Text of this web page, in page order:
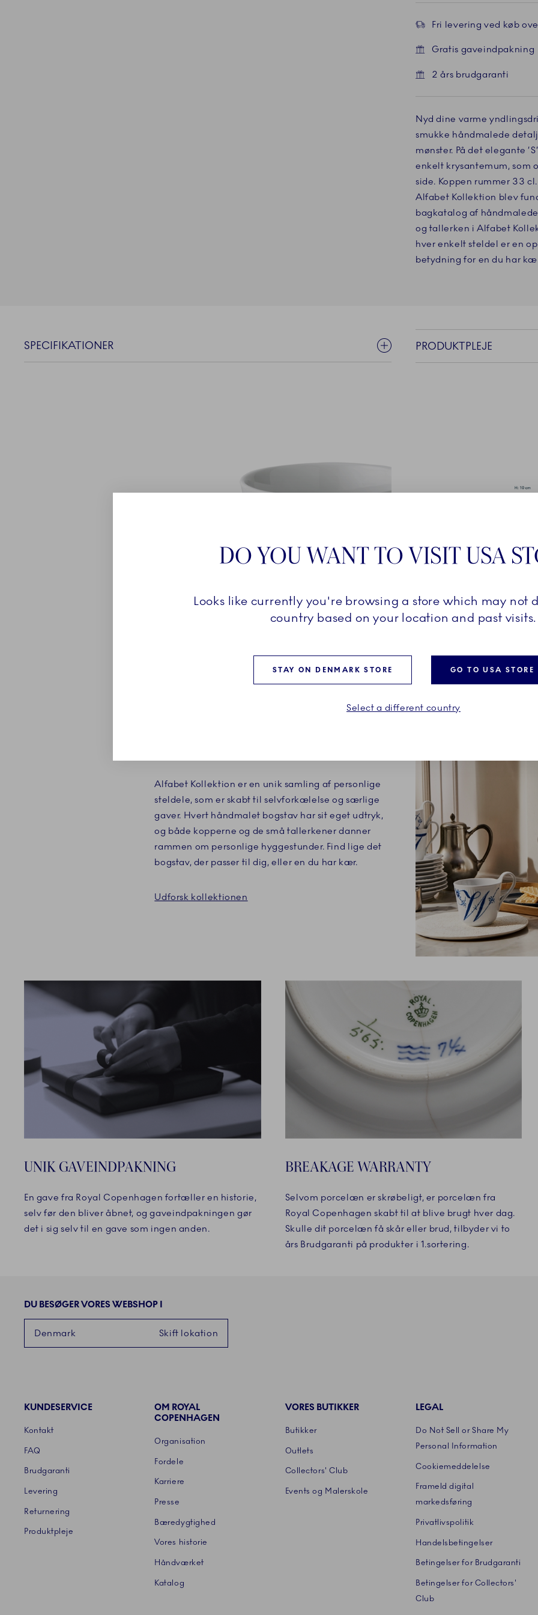
Fri levering ved køb
Gratis gaveindpakning
2 års brudgaranti
Nyd dine varme
smukke håndmalede
mønster. På det elegante
enkelt krysantemum, som
side. Koppen rummer 33
Alfabet Kollektion blev
bagkatalog af
og tallerken i Alfabet
hver enkelt steldel er en
betydning for en du har
SPECIFIKATIONER PRODUKTPLEJE
Alfabet Kollektion er en unik samling af personlige
steldele, som er skabt til selvforkælelse og særlige
gaver. Hvert håndmalet bogstav har sit eget udtryk,
og både kopperne og de små tallerkener danner
rammen om personlige hyggestunder. Find lige det
bogstav, der passer til dig, eller en du har kær.
Udforsk kollektionen
UNIK GAVEINDPAKNING
En gave fra Royal Copenhagen fortæller en historie,
selv før den bliver åbnet, og gaveindpakningen gør
det i sig selv til en gave som ingen anden.
BREAKAGE WARRANTY
Selvom porcelæn er skrøbeligt, er porcelæn fra
Royal Copenhagen skabt til at blive brugt hver dag.
Skulle dit porcelæn få skår eller brud, tilbyder vi to
års Brudgaranti på produkter i 1.sortering.
DU BESØGER VORES WEBSHOP I
Denmark Skift lokation
KUNDESERVICE
Kontakt
FAQ
Brudgaranti
Levering
Returnering
Produktpleje
OM ROYAL
COPENHAGEN
Organisation
Fordele
Karriere
Presse
Bæredygtighed
Vores historie
Håndværket
Katalog
VORES BUTIKKER
Butikker
Outlets
Collectors' Club
Events og Malerskole
LEGAL
Do Not Sell or Share My
Personal Information
Cookiemeddelelse
Frameld digital
markedsføring
Privatlivspolitik
Handelsbetingelser
Betingelser for Brudgaranti
Betingelser for Collectors'
Club
DO YOU WANT TO VISIT USA
Looks like currently you're browsing a store which may not
country based on your location and past visits.
STAY ON DENMARK STORE GO TO USA STORE
Select a different country